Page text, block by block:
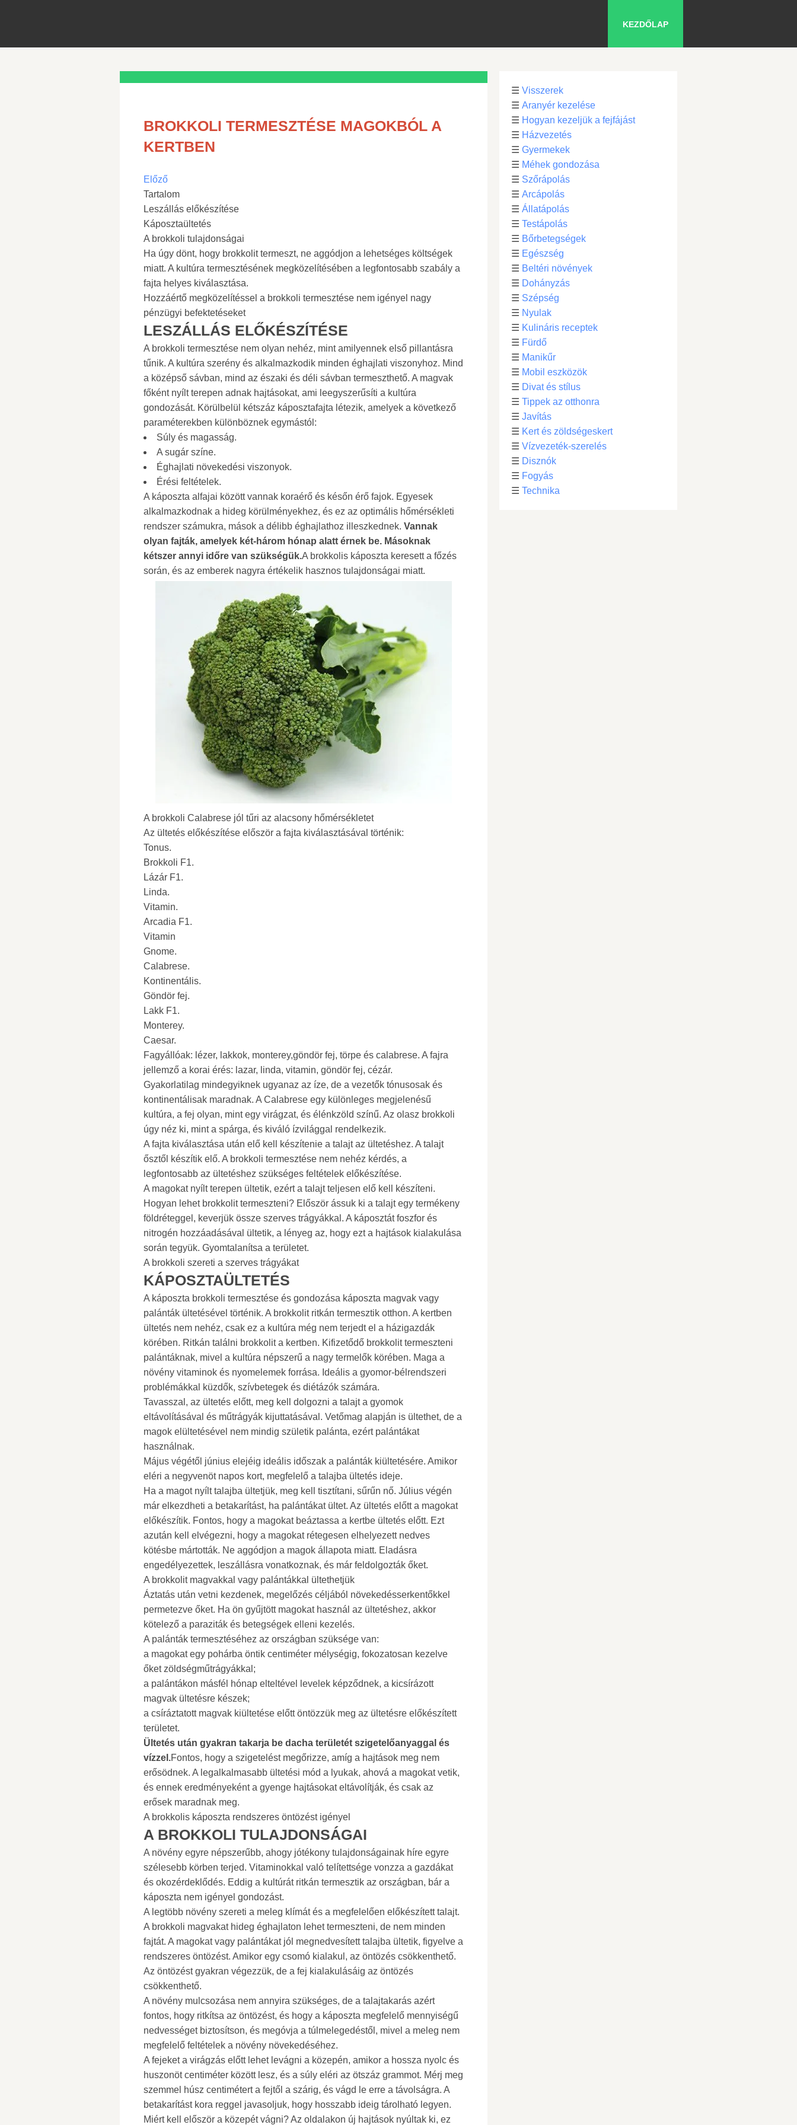
KEZDŐLAP
BROKKOLI TERMESZTÉSE MAGOKBÓL A
KERTBEN
Előző
Tartalom
Leszállás előkészítése
Káposztaültetés
A brokkoli tulajdonságai
Ha úgy dönt, hogy brokkolit termeszt, ne aggódjon a lehetséges költségek
miatt. A kultúra termesztésének megközelítésében a legfontosabb szabály a
fajta helyes kiválasztása.
Hozzáértő megközelítéssel a brokkoli termesztése nem igényel nagy
pénzügyi befektetéseket
LESZÁLLÁS ELŐKÉSZÍTÉSE
A brokkoli termesztése nem olyan nehéz, mint amilyennek első pillantásra
tűnik. A kultúra szerény és alkalmazkodik minden éghajlati viszonyhoz. Mind
a középső sávban, mind az északi és déli sávban termeszthető. A magvak
főként nyílt terepen adnak hajtásokat, ami leegyszerűsíti a kultúra
gondozását. Körülbelül kétszáz káposztafajta létezik, amelyek a következő
paraméterekben különböznek egymástól:
Súly és magasság.
A sugár színe.
Éghajlati növekedési viszonyok.
Érési feltételek.
A káposzta alfajai között vannak koraérő és későn érő fajok. Egyesek
alkalmazkodnak a hideg körülményekhez, és ez az optimális hőmérsékleti
rendszer számukra, mások a délibb éghajlathoz illeszkednek. Vannak
olyan fajták, amelyek két-három hónap alatt érnek be. Másoknak
kétszer annyi időre van szükségük.A brokkolis káposzta keresett a főzés
során, és az emberek nagyra értékelik hasznos tulajdonságai miatt.
A brokkoli Calabrese jól tűri az alacsony hőmérsékletet
Az ültetés előkészítése először a fajta kiválasztásával történik:
Tonus.
Brokkoli F1.
Lázár F1.
Linda.
Vitamin.
Arcadia F1.
Vitamin
Gnome.
Calabrese.
Kontinentális.
Göndör fej.
Lakk F1.
Monterey.
Caesar.
Fagyállóak: lézer, lakkok, monterey,göndör fej, törpe és calabrese. A fajra
jellemző a korai érés: lazar, linda, vitamin, göndör fej, cézár.
Gyakorlatilag mindegyiknek ugyanaz az íze, de a vezetők tónusosak és
kontinentálisak maradnak. A Calabrese egy különleges megjelenésű
kultúra, a fej olyan, mint egy virágzat, és élénkzöld színű. Az olasz brokkoli
úgy néz ki, mint a spárga, és kiváló ízvilággal rendelkezik.
A fajta kiválasztása után elő kell készítenie a talajt az ültetéshez. A talajt
ősztől készítik elő. A brokkoli termesztése nem nehéz kérdés, a
legfontosabb az ültetéshez szükséges feltételek előkészítése.
A magokat nyílt terepen ültetik, ezért a talajt teljesen elő kell készíteni.
Hogyan lehet brokkolit termeszteni? Először ássuk ki a talajt egy termékeny
földréteggel, keverjük össze szerves trágyákkal. A káposztát foszfor és
nitrogén hozzáadásával ültetik, a lényeg az, hogy ezt a hajtások kialakulása
során tegyük. Gyomtalanítsa a területet.
A brokkoli szereti a szerves trágyákat
KÁPOSZTAÜLTETÉS
A káposzta brokkoli termesztése és gondozása káposzta magvak vagy
palánták ültetésével történik. A brokkolit ritkán termesztik otthon. A kertben
ültetés nem nehéz, csak ez a kultúra még nem terjedt el a házigazdák
körében. Ritkán találni brokkolit a kertben. Kifizetődő brokkolit termeszteni
palántáknak, mivel a kultúra népszerű a nagy termelők körében. Maga a
növény vitaminok és nyomelemek forrása. Ideális a gyomor-bélrendszeri
problémákkal küzdők, szívbetegek és diétázók számára.
Tavasszal, az ültetés előtt, meg kell dolgozni a talajt a gyomok
eltávolításával és műtrágyák kijuttatásával. Vetőmag alapján is ültethet, de a
magok elültetésével nem mindig születik palánta, ezért palántákat
használnak.
Május végétől június elejéig ideális időszak a palánták kiültetésére. Amikor
eléri a negyvenöt napos kort, megfelelő a talajba ültetés ideje.
Ha a magot nyílt talajba ültetjük, meg kell tisztítani, sűrűn nő. Július végén
már elkezdheti a betakarítást, ha palántákat ültet. Az ültetés előtt a magokat
előkészítik. Fontos, hogy a magokat beáztassa a kertbe ültetés előtt. Ezt
azután kell elvégezni, hogy a magokat rétegesen elhelyezett nedves
kötésbe mártották. Ne aggódjon a magok állapota miatt. Eladásra
engedélyezettek, leszállásra vonatkoznak, és már feldolgozták őket.
A brokkolit magvakkal vagy palántákkal ültethetjük
Áztatás után vetni kezdenek, megelőzés céljából növekedésserkentőkkel
permetezve őket. Ha ön gyűjtött magokat használ az ültetéshez, akkor
kötelező a paraziták és betegségek elleni kezelés.
A palánták termesztéséhez az országban szüksége van:
a magokat egy pohárba öntik centiméter mélységig, fokozatosan kezelve
őket zöldségműtrágyákkal;
a palántákon másfél hónap elteltével levelek képződnek, a kicsírázott
magvak ültetésre készek;
a csíráztatott magvak kiültetése előtt öntözzük meg az ültetésre előkészített
területet.
Ültetés után gyakran takarja be dacha területét szigetelőanyaggal és
vízzel.Fontos, hogy a szigetelést megőrizze, amíg a hajtások meg nem
erősödnek. A legalkalmasabb ültetési mód a lyukak, ahová a magokat vetik,
és ennek eredményeként a gyenge hajtásokat eltávolítják, és csak az
erősek maradnak meg.
A brokkolis káposzta rendszeres öntözést igényel
A BROKKOLI TULAJDONSÁGAI
A növény egyre népszerűbb, ahogy jótékony tulajdonságainak híre egyre
szélesebb körben terjed. Vitaminokkal való telítettsége vonzza a gazdákat
és okozérdeklődés. Eddig a kultúrát ritkán termesztik az országban, bár a
káposzta nem igényel gondozást.
A legtöbb növény szereti a meleg klímát és a megfelelően előkészített talajt.
A brokkoli magvakat hideg éghajlaton lehet termeszteni, de nem minden
fajtát. A magokat vagy palántákat jól megnedvesített talajba ültetik, figyelve a
rendszeres öntözést. Amikor egy csomó kialakul, az öntözés csökkenthető.
Az öntözést gyakran végezzük, de a fej kialakulásáig az öntözés
csökkenthető.
A növény mulcsozása nem annyira szükséges, de a talajtakarás azért
fontos, hogy ritkítsa az öntözést, és hogy a káposzta megfelelő mennyiségű
nedvességet biztosítson, és megóvja a túlmelegedéstől, mivel a meleg nem
megfelelő feltételek a növény növekedéséhez.
A fejeket a virágzás előtt lehet levágni a közepén, amikor a hossza nyolc és
huszonöt centiméter között lesz, és a súly eléri az ötszáz grammot. Mérj meg
szemmel húsz centimétert a fejtől a szárig, és vágd le erre a távolságra. A
betakarítást kora reggel javasoljuk, hogy hosszabb ideig tárolható legyen.
Miért kell először a közepét vágni? Az oldalakon új hajtások nyúltak ki, ez
☰ Visszerek
☰ Aranyér kezelése
☰ Hogyan kezeljük a fejfájást
☰ Házvezetés
☰ Gyermekek
☰ Méhek gondozása
☰ Szőrápolás
☰ Arcápolás
☰ Állatápolás
☰ Testápolás
☰ Bőrbetegségek
☰ Egészség
☰ Beltéri növények
☰ Dohányzás
☰ Szépség
☰ Nyulak
☰ Kulináris receptek
☰ Fürdő
☰ Manikűr
☰ Mobil eszközök
☰ Divat és stílus
☰ Tippek az otthonra
☰ Javítás
☰ Kert és zöldségeskert
☰ Vízvezeték-szerelés
☰ Disznók
☰ Fogyás
☰ Technika